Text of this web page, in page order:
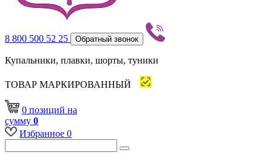
8 800 500 52 25 Обратный звонок
Купальники, плавки, шорты, туники
ТОВАР МАРКИРОВАННЫЙ
0 позиций на
сумму 0
Избранное 0